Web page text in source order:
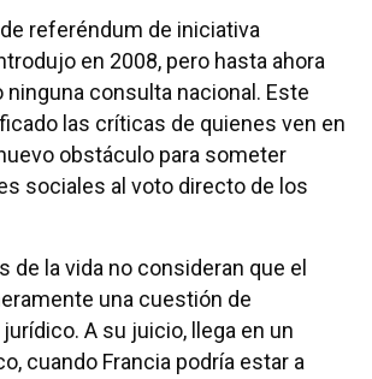
referéndum de iniciativa
en 2008, pero hasta ahora
ninguna consulta nacional. Este
las críticas de quienes ven en
obstáculo para someter
sociales al voto directo de los
de la vida no consideran que el
una cuestión de
A su juicio, llega en un
cuando Francia podría estar a